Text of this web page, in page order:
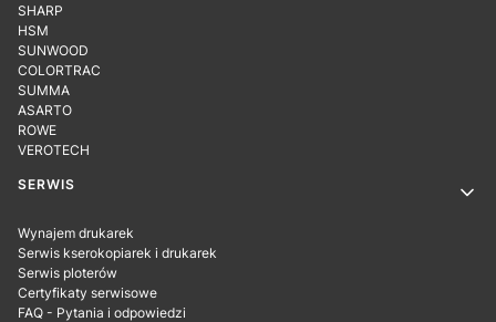
SHARP
HSM
SUNWOOD
COLORTRAC
SUMMA
ASARTO
ROWE
VEROTECH
SERWIS
Wynajem drukarek
Serwis kserokopiarek i drukarek
Serwis ploterów
Certyfikaty serwisowe
FAQ - Pytania i odpowiedzi